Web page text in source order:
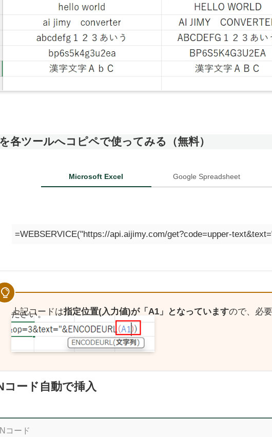
各ツールへコピペで使ってみる（無料）
Microsoft Excel Google Spreadsheet
=WEBSERVICE("https://api.aijimy.com/get?code=upper-
上記コードは指定位置(入力値)が「A1」となっていますので、必
ださい。
コード自動で挿入